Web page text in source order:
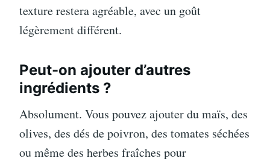
texture restera agréable, avec un goût
légèrement différent.
Peut-on ajouter d’autres
ingrédients ?
Absolument. Vous pouvez ajouter du maïs, des
olives, des dés de poivron, des tomates séchées
ou même des herbes fraîches pour